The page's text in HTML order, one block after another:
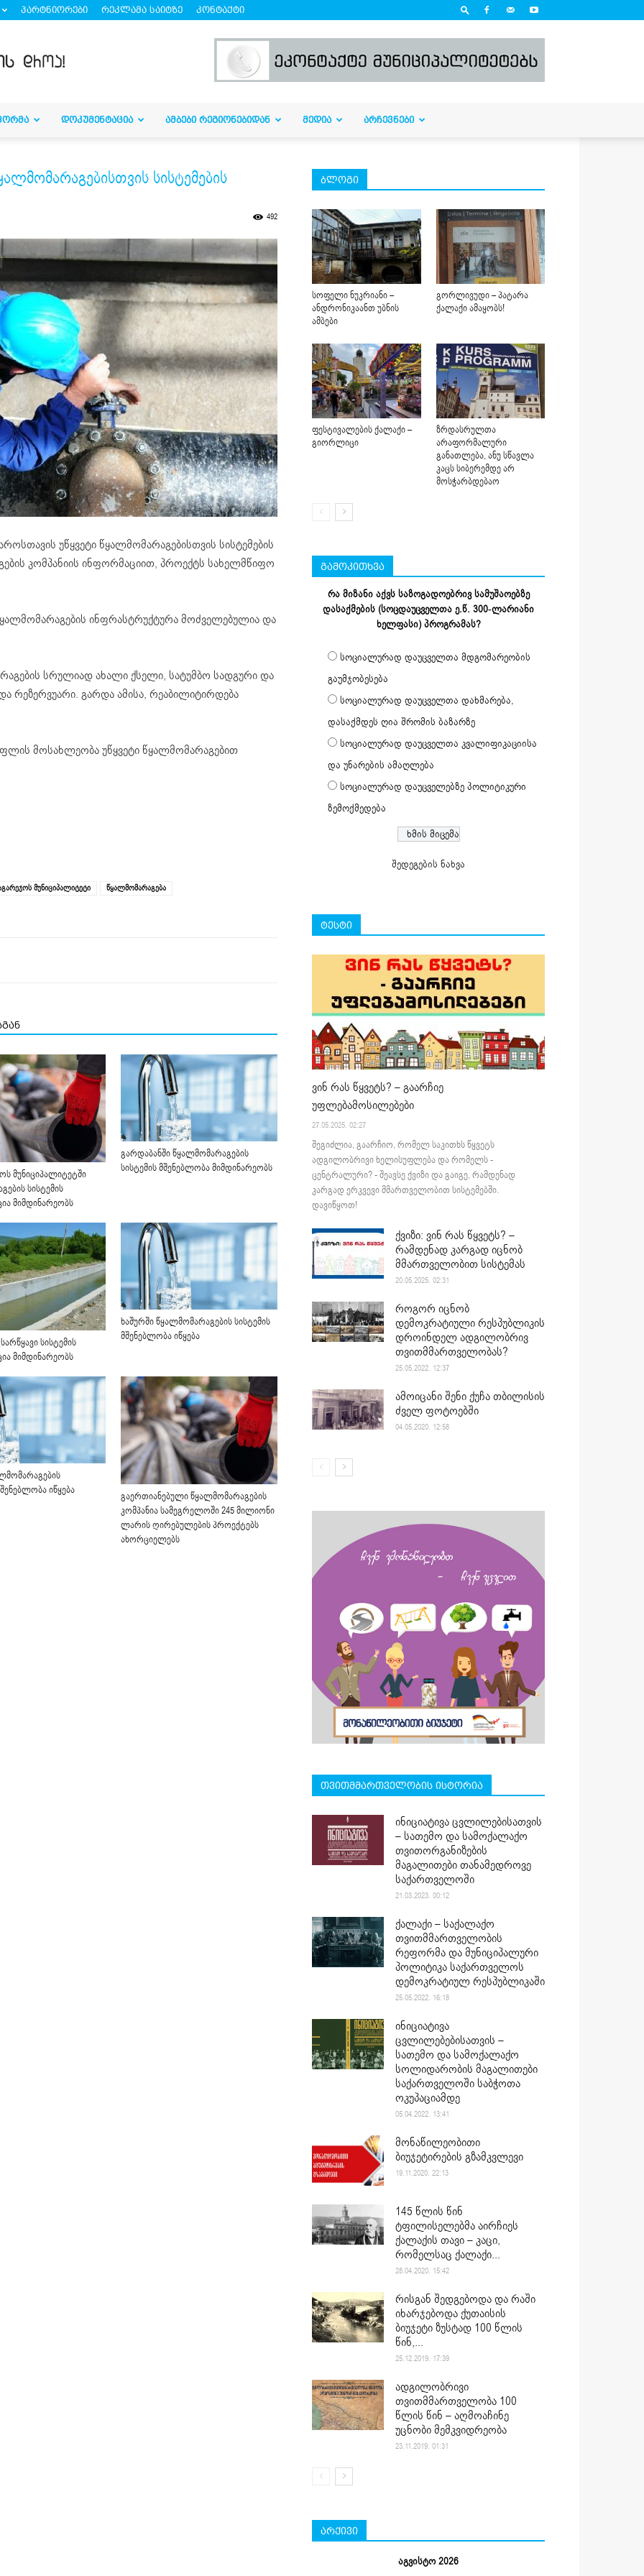
პარტნიორები რეკლამა საიტზე კონტაქტი
ᲓᲝᲙᲣᲛᲔᲜᲢᲐᲪᲘᲐ ᲐᲛᲑᲔᲑᲘ ᲠᲔᲒᲘᲝᲜᲔᲑᲘᲓᲐᲜ ᲛᲔᲓᲘᲐ ᲐᲠᲩᲔᲕᲜᲔᲑᲘ
სისტემების
492
უწყვეტი წყალმომარაგებისთვის სისტემების
კომპანიის ინფორმაციით, პროექტს სახელმწიფო
ინფრასტრუქტურა მოძველებულია და
სრულიად ახალი ქსელი, სატუმბო სადგური და
რეზერვუარი. გარდა ამისა, რეაბილიტირდება
მოსახლეობა უწყვეტი წყალმომარაგებით
მუნიციპალიტეტი
წყალმომარაგება
მუნიციპალიტეტში
სისტემის
მიმდინარეობს
გარდაბანში წყალმომარაგების
სისტემის მშენებლობა მიმდინარეობს
სისტემის
მიმდინარეობს
ხაშურში წყალმომარაგების სისტემის
მშენებლობა იწყება
იწყება
გაერთიანებული წყალმომარაგების
კომპანია სამეგრელოში 245 მილიონი
ლარის ღირებულების პროექტებს
ახორციელებს
ბლოგი
სოფელი ნუკრიანი –
ანდრონიკაანთ უბნის
ამბები
გორლივუდი – პატარა
ქალაქი ამაყობს!
ფესტივალების ქალაქი –
გიორლიცი
ზრდასრულთა
არაფორმალური
განათლება, ანუ სწავლა
კაცს სიბერემდე არ
მოსჭარბდებაო
გამოკითხვა
რა მიზანი აქვს საზოგადოებრივ სამუშაოებზე
დასაქმების (სოცდაუცველთა ე.წ. 300-ლარიანი
ხელფასი) პროგრამას?
სოციალურად დაუცველთა მდგომარეობის
გაუმჯობესება
სოციალურად დაუცველთა დახმარება,
დასაქმდეს ღია შრომის ბაზარზე
სოციალურად დაუცველთა კვალიფიკაციისა
და უნარების ამაღლება
სოციალურად დაუცველებზე პოლიტიკური
ზემოქმედება
შედეგების ნახვა
ტესტი
ვინ რას წყვეტს? – გაარჩიე
უფლებამოსილებები
27.05.2025. 02:27
შეგიძლია, გაარჩიო, რომელ საკითხს წყვეტს
ადგილობრივი ხელისუფლება და რომელს -
ცენტრალური? - შეავსე ქვიზი და გაიგე, რამდენად
კარგად ერკვევი მმართველობით სისტემებში.
დავიწყოთ!
ქვიზი: ვინ რას წყვეტს? –
რამდენად კარგად იცნობ
მმართველობით სისტემას
20.05.2025. 02:31
როგორ იცნობ
დემოკრატიული რესპუბლიკის
დროინდელ ადგილობრივ
თვითმმართველობას?
25.05.2022. 12:37
ამოიცანი შენი ქუჩა თბილისის
ძველ ფოტოებში
04.05.2020. 12:58
თვითმმართველობის ისტორია
ინიციატივა ცვლილებისათვის
– სათემო და სამოქალაქო
თვითორგანიზების
მაგალითები თანამედროვე
საქართველოში
21.03.2023. 00:12
ქალაქი – საქალაქო
თვითმმართველობის
რეფორმა და მუნიციპალური
პოლიტიკა საქართველოს
დემოკრატიულ რესპუბლიკაში
25.05.2022. 16:18
ინიციატივა
ცვლილებებისათვის –
სათემო და სამოქალაქო
სოლიდარობის მაგალითები
საქართველოში საბჭოთა
ოკუპაციამდე
05.04.2022. 13:41
მონაწილეობითი
ბიუჯეტირების გზამკვლევი
19.11.2020. 22:13
145 წლის წინ
ტფილისელებმა აირჩიეს
ქალაქის თავი – კაცი,
რომელსაც ქალაქი...
28.04.2020. 15:42
რისგან შედგებოდა და რაში
იხარჯებოდა ქუთაისის
ბიუჯეტი ზუსტად 100 წლის
წინ,...
25.12.2019. 17:39
ადგილობრივი
თვითმმართველობა 100
წლის წინ – აღმოაჩინე
უცნობი მემკვიდრეობა
23.11.2019. 01:31
არქივი
აგვისტო 2026